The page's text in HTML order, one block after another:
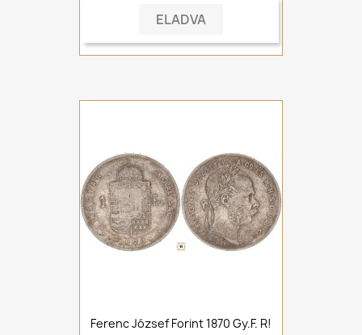
ELADVA
Ferenc József Forint 1870 Gy.F. R!